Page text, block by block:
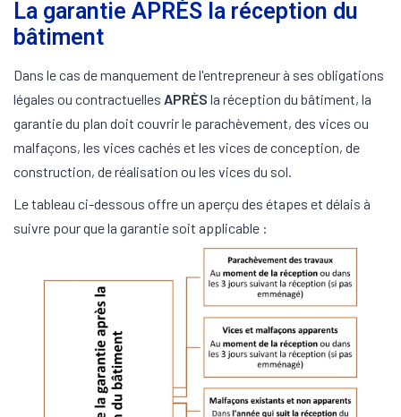
La garantie APRÈS la réception du
bâtiment
Dans le cas de manquement de l'entrepreneur à ses obligations
légales ou contractuelles APRÈS la réception du bâtiment, la
garantie du plan doit couvrir le parachèvement, des vices ou
malfaçons, les vices cachés et les vices de conception, de
construction, de réalisation ou les vices du sol.
Le tableau ci-dessous offre un aperçu des étapes et délais à
suivre pour que la garantie soit applicable :